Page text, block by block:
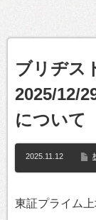
ブリヂス
2025/12/
について
2025.11.12
東証プライム